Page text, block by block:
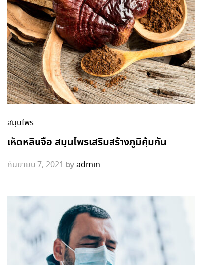
สมุนไพร
เห็ดหลินจือ สมุนไพรเสริมสร้างภูมิคุ้มกัน
กันยายน 7, 2021 by admin